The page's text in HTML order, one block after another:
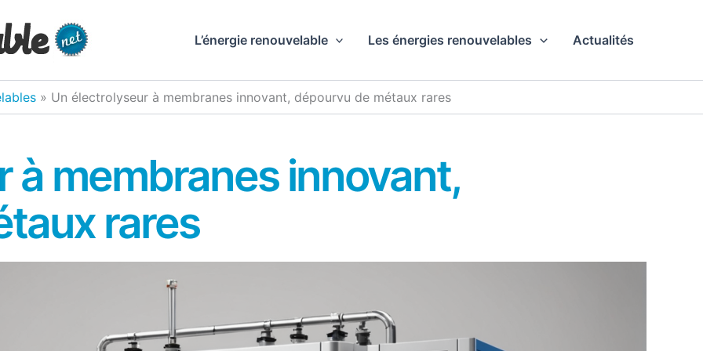
L’énergie renouvelable Les énergies renouvelables Actualités
» Un électrolyseur à membranes innovant, dépourvu de métaux rares
à membranes innovant,
rares